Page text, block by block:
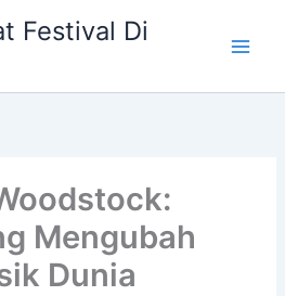
Festival Di
Mengubah
Dunia